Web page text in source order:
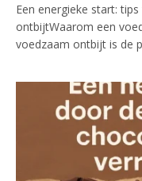
Een energieke start:
ontbijtWaarom een
voedzaam ontbijt is de